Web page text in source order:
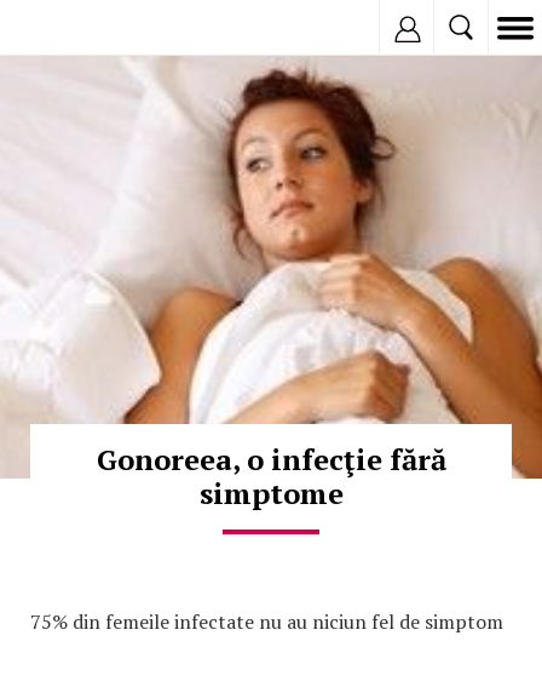
Gonoreea, o infecţie fără
simptome
75% din femeile infectate nu au niciun fel de simptom